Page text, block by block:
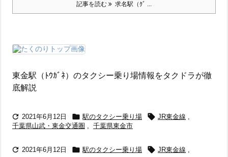
記事を読む 求名駅（ｸﾞ ...
東金駅（ﾄｳｶﾞﾈ）のタクシー乗り場情報をタクドラが徹
底解説
 2021年6月12日  駅のタクシー乗り場  JR東金線 ,
千葉県山武・東金交通圏 , 千葉県東金市
 2021年6月12日  駅のタクシー乗り場  JR東金線 ,